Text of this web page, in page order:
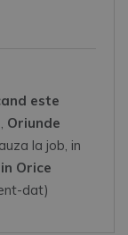
este
Oriunde
la job, in
in Orice
dat)